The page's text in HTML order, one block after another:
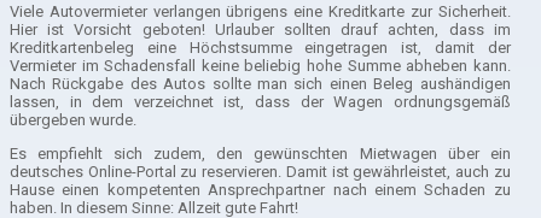
Viele Autovermieter verlangen übrigens eine Kreditkarte zur Sicherheit.
Hier ist Vorsicht geboten! Urlauber sollten drauf achten, dass im
Kreditkartenbeleg eine Höchstsumme eingetragen ist, damit der
Vermieter im Schadensfall keine beliebig hohe Summe abheben kann.
Nach Rückgabe des Autos sollte man sich einen Beleg aushändigen
lassen, in dem verzeichnet ist, dass der Wagen ordnungsgemäß
übergeben wurde.
Es empfiehlt sich zudem, den gewünschten Mietwagen über ein
deutsches Online-Portal zu reservieren. Damit ist gewährleistet, auch zu
Hause einen kompetenten Ansprechpartner nach einem Schaden zu
haben. In diesem Sinne: Allzeit gute Fahrt!